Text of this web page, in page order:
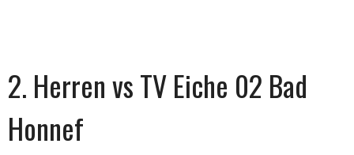
2. Herren vs TV Eiche 02 Bad
Honnef